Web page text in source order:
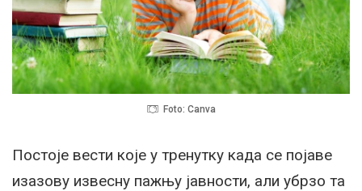
Foto: Canva
Постоје вести које у тренутку када се појаве
изазову извесну пажњу јавности, али убрзо та